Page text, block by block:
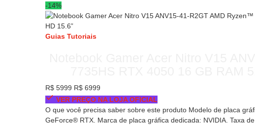
-14%
Guias Tutoriais
R$ 5999 R$ 6999
VER PREÇO NA LOJA OFICIAL
O que você precisa saber sobre este produto Modelo de placa
GeForce® RTX. Marca de placa gráfica dedicada: NVIDIA. Taxa